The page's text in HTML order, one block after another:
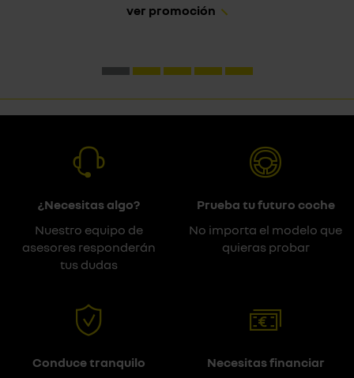
ver promoción
¿Necesitas algo?
Nuestro equipo de
asesores responderán
tus dudas
Prueba tu futuro coche
No importa el modelo que
quieras probar
Conduce tranquilo
Necesitas financiar